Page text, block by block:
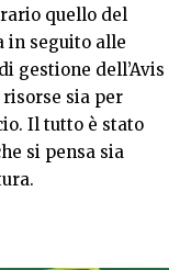
quello del
in seguito alle
gestione dell’Avis
sia per
Il tutto è stato
si pensa sia